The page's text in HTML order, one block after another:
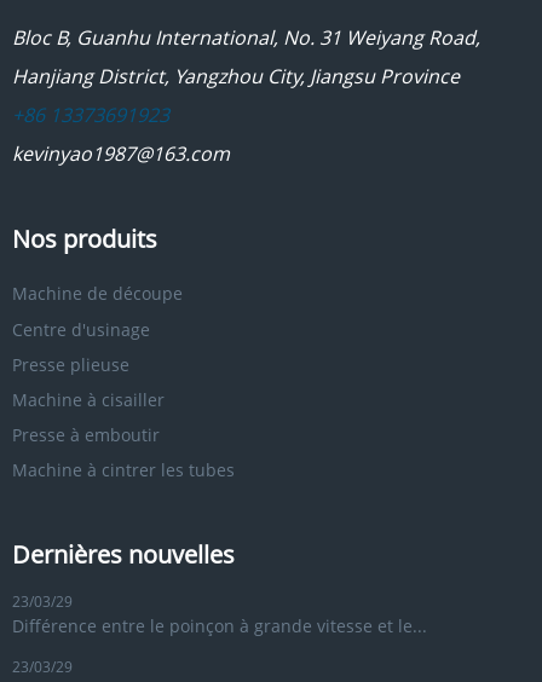
Bloc B, Guanhu International, No. 31 Weiyang Road,
Hanjiang District, Yangzhou City, Jiangsu Province
+86 13373691923
kevinyao1987@163.com
Nos produits
Machine de découpe
Centre d'usinage
Presse plieuse
Machine à cisailler
Presse à emboutir
Machine à cintrer les tubes
Dernières nouvelles
23/03/29
Différence entre le poinçon à grande vitesse et le...
23/03/29